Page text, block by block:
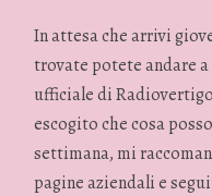
In attesa che arrivi
trovate potete andare
ufficiale di
escogito che cosa
settimana, mi
pagine aziendali e